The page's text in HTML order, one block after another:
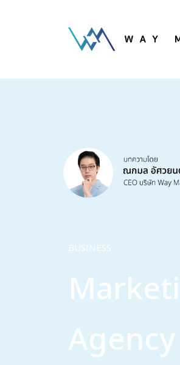
BUSINESS
Agency